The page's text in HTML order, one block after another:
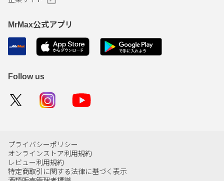
MrMax公式アプリ
Follow us
プライバシーポリシー
オンラインストア利用規約
レビュー利用規約
特定商取引に関する法律に基づく表示